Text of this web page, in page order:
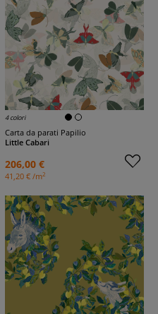
4 colori
Carta da parati Papilio
Little Cabari
206,00 €
41,20 € /m2